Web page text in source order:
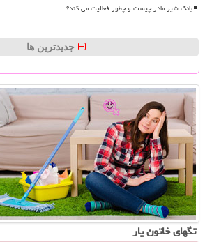
بانک شیر مادر چیست و چطور فعالیت می کند؟
جدیدترین ها
تگهای خاتون یار